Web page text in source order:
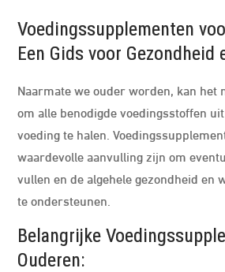
Voedingssupplementen
Een Gids voor Gezondheid
Naarmate we ouder worden, kan het
om alle benodigde voedingsstoffen
voeding te halen.
waardevolle aanvulling zijn om
vullen en de algehele gezondheid en
te ondersteunen.
Belangrijke
Ouderen: